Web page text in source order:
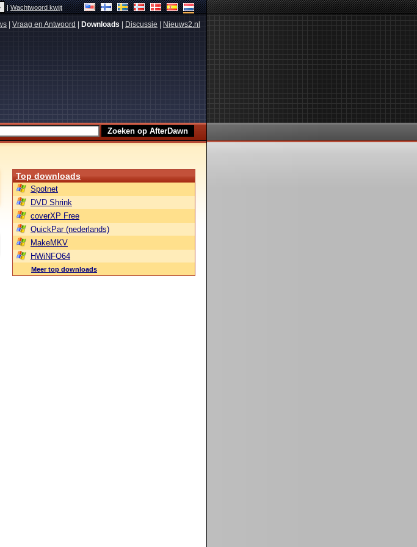
|Wachtwoord kwijt
Vraag en Antwoord Downloads Discussie Nieuws2.nl
Top downloads
Spotnet
DVD Shrink
coverXP Free
QuickPar (nederlands)
MakeMKV
HWiNFO64
Meer top downloads